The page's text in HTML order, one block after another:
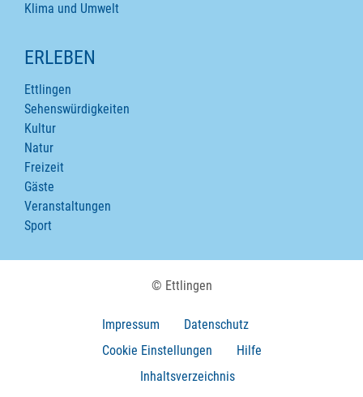
Klima und Umwelt
ERLEBEN
Ettlingen
Sehenswürdigkeiten
Kultur
Natur
Freizeit
Gäste
Veranstaltungen
Sport
© Ettlingen
Impressum
Datenschutz
Cookie Einstellungen
Hilfe
Inhaltsverzeichnis